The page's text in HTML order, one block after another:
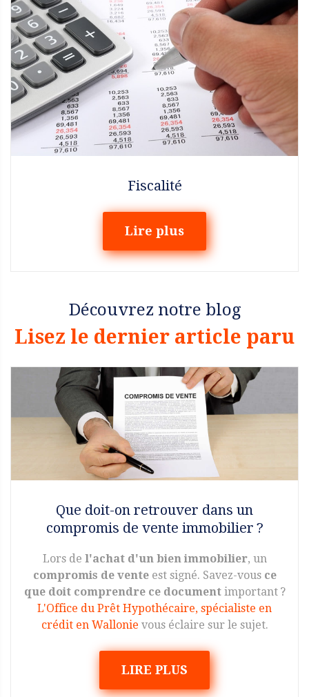
Fiscalité
Lire plus
Découvrez notre blog
Lisez le dernier article paru
Que doit-on retrouver dans un
compromis de vente immobilier ?
Lors de l'achat d'un bien immobilier, un
compromis de venteest signé. Savez-vous ce
que doit comprendre ce documentimportant ?
L'Office du Prêt Hypothécaire, spécialiste en
crédit en Wallonie vous éclaire sur le sujet.
LIRE PLUS